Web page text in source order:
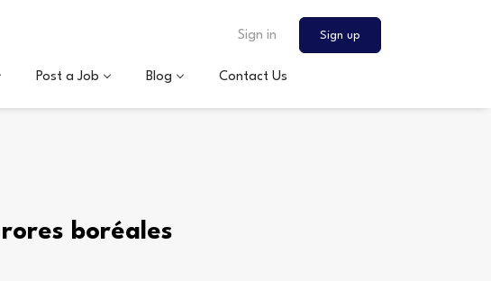
Sign in Sign up
Post a Job Blog Contact Us
boréales